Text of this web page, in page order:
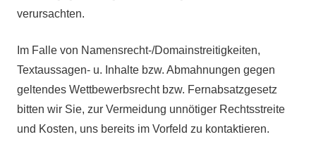
verursachten.
Im Falle von Namensrecht-/Domainstreitigkeiten,
Textaussagen- u. Inhalte bzw. Abmahnungen gegen
geltendes Wettbewerbsrecht bzw. Fernabsatzgesetz
bitten wir Sie, zur Vermeidung unnötiger Rechtsstreite
und Kosten, uns bereits im Vorfeld zu kontaktieren.